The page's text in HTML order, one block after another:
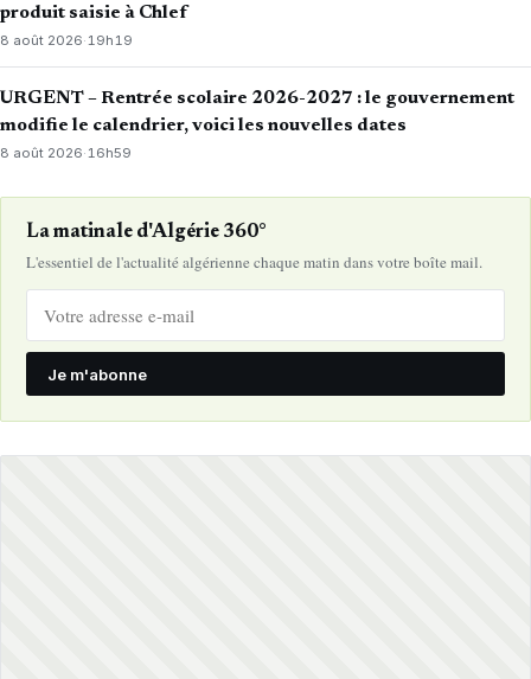
produit saisie à Chlef
8 août 2026·19h19
URGENT – Rentrée scolaire 2026-2027 : le gouvernement
modifie le calendrier, voici les nouvelles dates
8 août 2026· 16h59
La matinale d'Algérie 360°
L'essentiel de l'actualité algérienne chaque matin dans votre boîte mail.
Je m'abonne